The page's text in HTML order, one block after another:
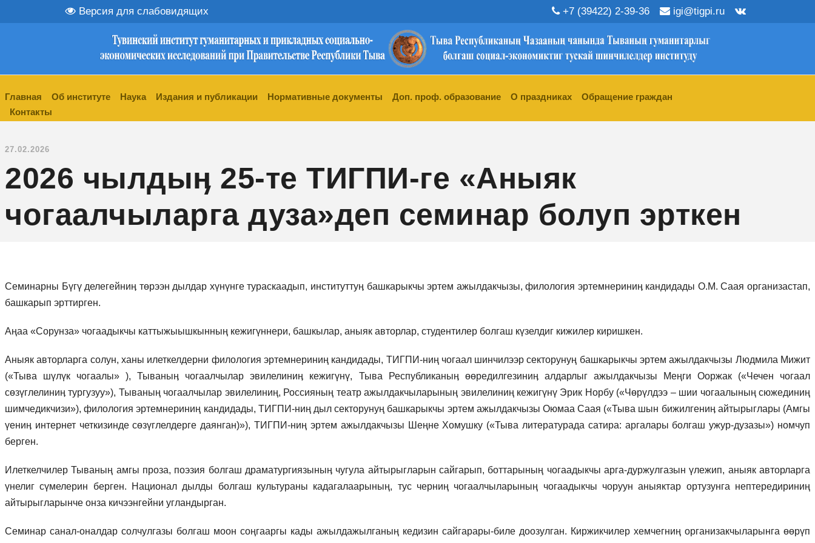
Версия для слабовидящих +7 (39422) 2-39-36 igi@tigpi.ru
Главная Об институте Наука Издания и публикации Нормативные документы Доп. проф. образование О праздниках
Обращение граждан
Контакты
27.02.2026
2026 чылдыӊ 25-те ТИГПИ-ге «Аныяк
чогаалчыларга дуза»деп семинар болуп эрткен
Семинарны Бүгү делегейниӊ төрээн дылдар хүнүнге тураскаадып, институттуӊ башкарыкчы эртем ажылдакчызы, филология эртемнериниӊ кандидады О.М. Саая организастап,
башкарып эрттирген.
Аңаа «Сорунза» чогаадыкчы каттыжыышкынның кежигүннери, башкылар, аныяк авторлар, студентилер болгаш күзелдиг кижилер киришкен.
Аныяк авторларга солун, ханы илеткелдерни филология эртемнериниң кандидады, ТИГПИ-ниң чогаал шинчилээр секторунуң башкарыкчы эртем ажылдакчызы Людмила Мижит
(«Тыва шүлүк чогаалы» ), Тываныӊ чогаалчылар эвилелиниӊ кежигүнү, Тыва Республиканыӊ өөредилгезиниӊ алдарлыг ажылдакчызы Меңги Ооржак («Чечен чогаал
сөзүглелиниӊ тургузуу»), Тываның чогаалчылар эвилелиниң, Россияның театр ажылдакчыларының эвилелиниң кежигүнү Эрик Норбу («Чөрүлдээ – шии чогаалының сюжединиң
шимчедикчизи»), филология эртемнериниң кандидады, ТИГПИ-ниң дыл секторунуң башкарыкчы эртем ажылдакчызы Оюмаа Саая («Тыва шын бижилгениӊ айтырыглары (Амгы
үениӊ интернет четкизинде сөзүглелдерге даянган)»), ТИГПИ-ниң эртем ажылдакчызы Шеңне Хомушку («Тыва литературада сатира: аргалары болгаш ужур-дузазы») номчуп
берген.
Илеткелчилер Тываның амгы проза, поэзия болгаш драматургиязыныӊ чугула айтырыгларын сайгарып, боттарының чогаадыкчы арга-дуржулгазын үлежип, аныяк авторларга
үнелиг сүмелерин берген. Национал дылды болгаш культураны кадагалаарының, тус черниң чогаалчыларының чогаадыкчы чоруун аныяктар ортузунга нептередириниң
айтырыгларынче онза кичээнгейни угландырган.
Семинар санал-оналдар солчулгазы болгаш моон соңгааргы кады ажылдажылганың кедизин сайгарары-биле доозулган. Киржикчилер хемчегниң организакчыларынга өөрүп